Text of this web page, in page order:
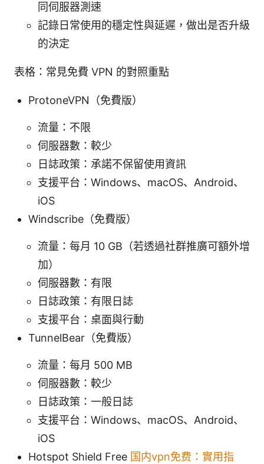
同伺服器測速
記錄日常使用的穩定性與延遲，做出是否升級
的決定
表格：常見免費 VPN 的對照重點
ProtoneVPN（免費版）
流量：不限
伺服器數：較少
日誌政策：承諾不保留使用資訊
支援平台：Windows、macOS、Android、
iOS
Windscribe（免費版）
流量：每月 10 GB（若透過社群推廣可額外增
加）
伺服器數：有限
日誌政策：有限日誌
支援平台：桌面與行動
TunnelBear（免費版）
流量：每月 500 MB
伺服器數：較少
日誌政策：一般日誌
支援平台：Windows、macOS、Android、
iOS
Hotspot Shield Free 国内vpn免费：實用指